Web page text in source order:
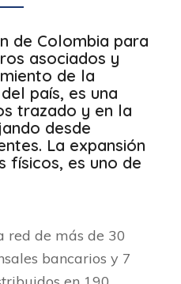
de Colombia para
asociados y
de la
país, es una
trazado y en la
desde
La expansión
físicos, es uno de
red de más de 30
bancarios y 7